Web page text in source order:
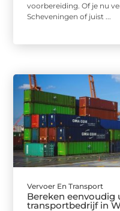
voorbereiding. Of je nu
Scheveningen of juist ...
Vervoer En Transport
Bereken eenvoudig
transportbedrijf in